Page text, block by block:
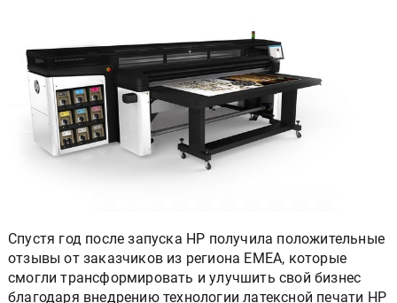
Спустя год после запуска HP получила положительные
отзывы от заказчиков из региона EMEA, которые
смогли трансформировать и улучшить свой бизнес
благодаря внедрению технологии латексной печати HP